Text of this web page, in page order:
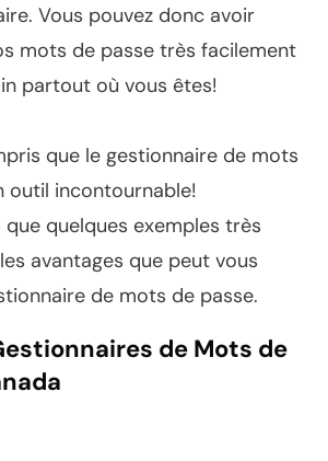
Vous pouvez donc avoir
mots de passe très facilement
partout où vous êtes!
que le gestionnaire de mots
outil incontournable!
quelques exemples très
avantages que peut vous
de mots de passe.
de Mots de